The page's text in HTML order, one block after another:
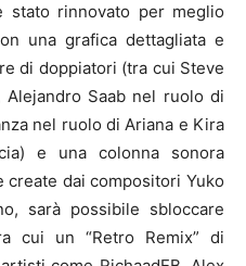
stato rinnovato per meglio
una grafica dettagliata e
di doppiatori (tra cui Steve
Saab nel ruolo di
nel ruolo di Ariana e Kira
e una colonna sonora
create dai compositori Yuko
sarà possibile sbloccare
cui un “Retro Remix” di